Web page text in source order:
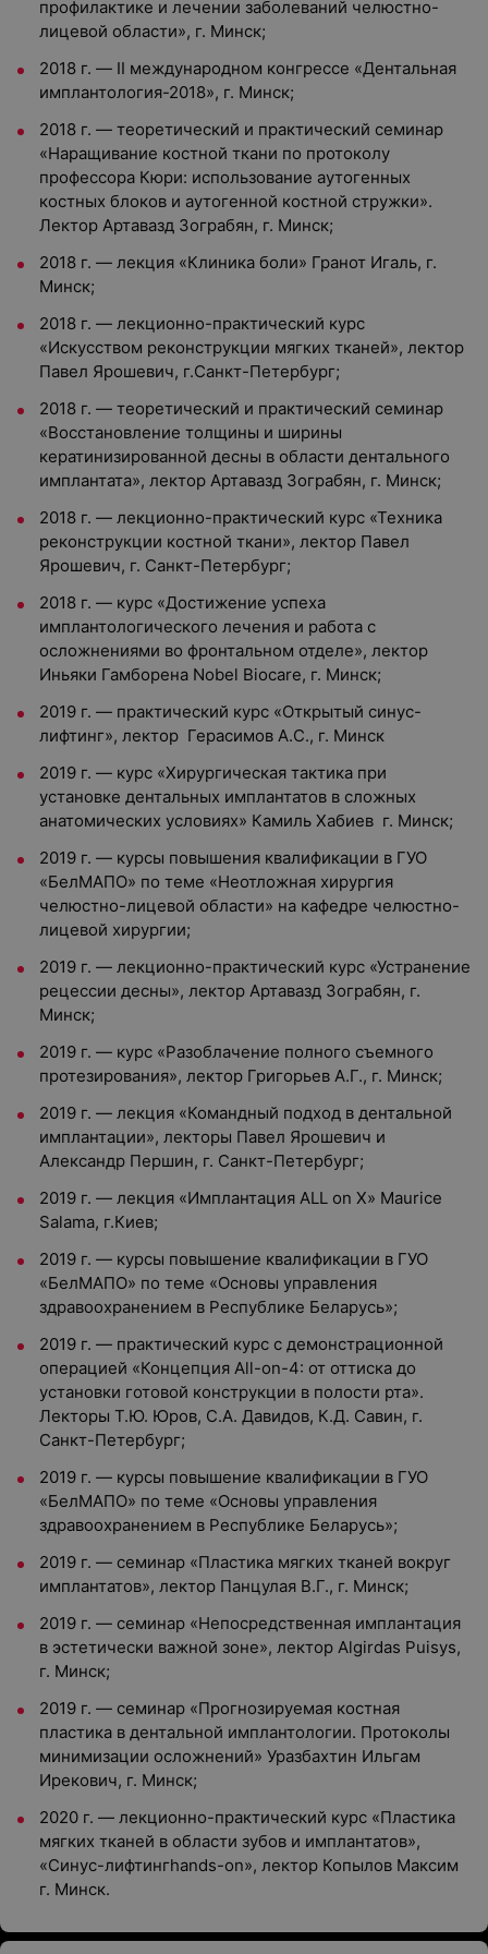
профилактике и лечении заболеваний челюстно-
лицевой области», г. Минск;
2018 г. — II международном конгрессе «Дентальная
имплантология-2018», г. Минск;
2018 г. — теоретический и практический семинар
«Наращивание костной ткани по протоколу
профессора Кюри: использование аутогенных
костных блоков и аутогенной костной стружки».
Лектор Артавазд Зограбян, г. Минск;
2018 г. — лекция «Клиника боли» Гранот Игаль, г.
Минск;
2018 г. — лекционно-практический курс
«Искусством реконструкции мягких тканей», лектор
Павел Ярошевич, г.Санкт-Петербург;
2018 г. — теоретический и практический семинар
«Восстановление толщины и ширины
кератинизированной десны в области дентального
имплантата», лектор Артавазд Зограбян, г. Минск;
2018 г. — лекционно-практический курс «Техника
реконструкции костной ткани», лектор Павел
Ярошевич, г. Санкт-Петербург;
2018 г. — курс «Достижение успеха
имплантологического лечения и работа с
осложнениями во фронтальном отделе», лектор
Иньяки Гамборена Nobel Biocare, г. Минск;
2019 г. — практический курс «Открытый синус-
лифтинг», лектор Герасимов А.С., г. Минск
2019 г. — курс «Хирургическая тактика при
установке дентальных имплантатов в сложных
анатомических условиях» Камиль Хабиев г. Минск;
2019 г. — курсы повышения квалификации в ГУО
«БелМАПО» по теме «Неотложная хирургия
челюстно-лицевой области» на кафедре челюстно-
лицевой хирургии;
2019 г. — лекционно-практический курс «Устранение
рецессии десны», лектор Артавазд Зограбян, г.
Минск;
2019 г. — курс «Разоблачение полного съемного
протезирования», лектор Григорьев А.Г., г. Минск;
2019 г. — лекция «Командный подход в дентальной
имплантации», лекторы Павел Ярошевич и
Александр Першин, г. Санкт-Петербург;
2019 г. — лекция «Имплантация ALL on X» Maurice
Salama, г.Киев;
2019 г. — курсы повышение квалификации в ГУО
«БелМАПО» по теме «Основы управления
здравоохранением в Республике Беларусь»;
2019 г. — практический курс с демонстрационной
операцией «Концепция All-on-4: от оттиска до
установки готовой конструкции в полости рта».
Лекторы Т.Ю. Юров, С.А. Давидов, К.Д. Савин, г.
Санкт-Петербург;
2019 г. — курсы повышение квалификации в ГУО
«БелМАПО» по теме «Основы управления
здравоохранением в Республике Беларусь»;
2019 г. — семинар «Пластика мягких тканей вокруг
имплантатов», лектор Панцулая В.Г., г. Минск;
2019 г. — семинар «Непосредственная имплантация
в эстетически важной зоне», лектор Algirdas Puisys,
г. Минск;
2019 г. — семинар «Прогнозируемая костная
пластика в дентальной имплантологии. Протоколы
минимизации осложнений» Уразбахтин Ильгам
Ирекович, г. Минск;
2020 г. — лекционно-практический курс «Пластика
мягких тканей в области зубов и имплантатов»,
«Синус-лифтингhands-on», лектор Копылов Максим
г. Минск.